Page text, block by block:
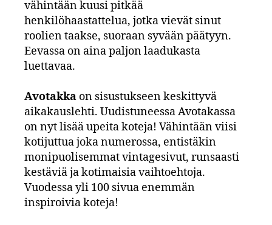
vähintään kuusi pitkää
henkilöhaastattelua, jotka vievät sinut
roolien taakse, suoraan syvään päätyyn.
Eevassa on aina paljon laadukasta
luettavaa.
Avotakka on sisustukseen keskittyvä
aikakauslehti. Uudistuneessa Avotakassa
on nyt lisää upeita koteja! Vähintään viisi
kotijuttua joka numerossa, entistäkin
monipuolisemmat vintagesivut, runsaasti
kestäviä ja kotimaisia vaihtoehtoja.
Vuodessa yli 100 sivua enemmän
inspiroivia koteja!